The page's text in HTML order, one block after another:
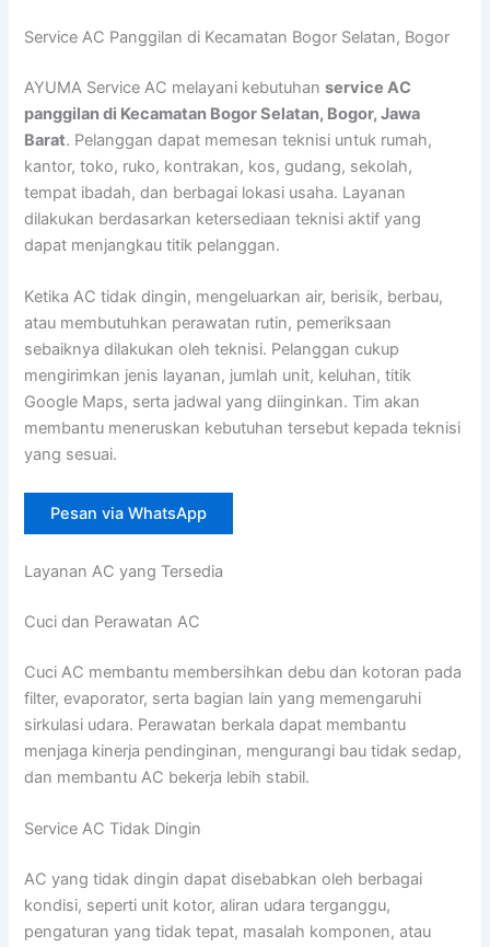
Service AC Panggilan di Kecamatan Bogor Selatan, Bogor
AYUMA Service AC melayani kebutuhanservice AC
panggilan di Kecamatan Bogor Selatan, Bogor, Jawa
Barat. Pelanggan dapat memesan teknisi untuk rumah,
kantor, toko, ruko, kontrakan, kos, gudang, sekolah,
tempat ibadah, dan berbagai lokasi usaha. Layanan
dilakukan berdasarkan ketersediaan teknisi aktif yang
dapat menjangkau titik pelanggan.
Ketika AC tidak dingin, mengeluarkan air, berisik, berbau,
atau membutuhkan perawatan rutin, pemeriksaan
sebaiknya dilakukan oleh teknisi. Pelanggan cukup
mengirimkan jenis layanan, jumlah unit, keluhan, titik
Google Maps, serta jadwal yang diinginkan. Tim akan
membantu meneruskan kebutuhan tersebut kepada teknisi
yang sesuai.
Pesan via WhatsApp
Layanan AC yang Tersedia
Cuci dan Perawatan AC
Cuci AC membantu membersihkan debu dan kotoran pada
filter, evaporator, serta bagian lain yang memengaruhi
sirkulasi udara. Perawatan berkala dapat membantu
menjaga kinerja pendinginan, mengurangi bau tidak sedap,
dan membantu AC bekerja lebih stabil.
Service AC Tidak Dingin
AC yang tidak dingin dapat disebabkan oleh berbagai
kondisi, seperti unit kotor, aliran udara terganggu,
pengaturan yang tidak tepat, masalah komponen, atau